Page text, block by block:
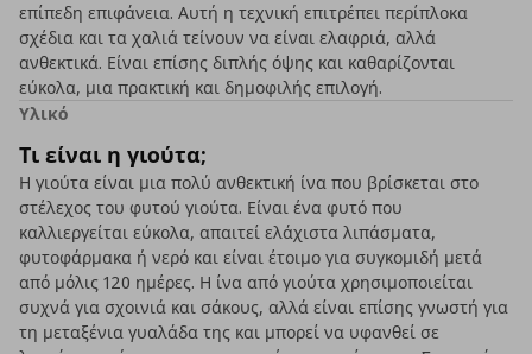
επίπεδη επιφάνεια. Αυτή η τεχνική επιτρέπει περίπλοκα
σχέδια και τα χαλιά τείνουν να είναι ελαφριά, αλλά
ανθεκτικά. Είναι επίσης διπλής όψης και καθαρίζονται
εύκολα, μια πρακτική και δημοφιλής επιλογή.
Υλικό
Τι είναι η γιούτα;
Η γιούτα είναι μια πολύ ανθεκτική ίνα που βρίσκεται στο
στέλεχος του φυτού γιούτα. Είναι ένα φυτό που
καλλιεργείται εύκολα, απαιτεί ελάχιστα λιπάσματα,
φυτοφάρμακα ή νερό και είναι έτοιμο για συγκομιδή μετά
από μόλις 120 ημέρες. Η ίνα από γιούτα χρησιμοποιείται
συχνά για σχοινιά και σάκους, αλλά είναι επίσης γνωστή για
τη μεταξένια γυαλάδα της και μπορεί να υφανθεί σε